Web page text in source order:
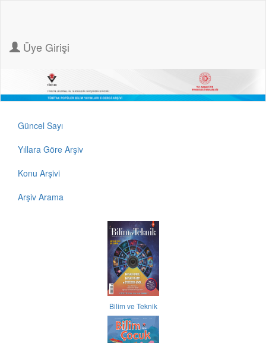
Üye Girişi
Güncel Sayı
Yıllara Göre Arşiv
Konu Arşivi
Arşiv Arama
Bilim ve Teknik